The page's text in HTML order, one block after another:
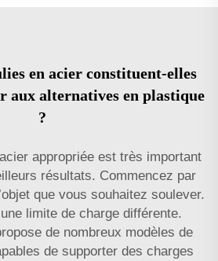
en acier constituent-elles
aux alternatives en plastique
?
appropriée est très important
résultats. Commencez par
que vous souhaitez soulever.
limite de charge différente.
de nombreux modèles de
de supporter des charges